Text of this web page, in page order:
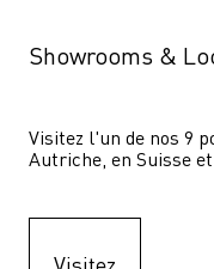
Showrooms &
Visitez l'un de nos 9
Autriche, en Suisse
Visitez